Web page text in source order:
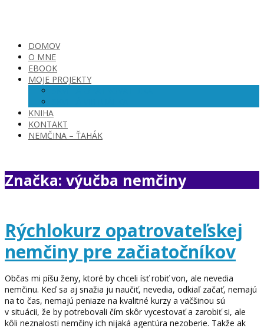
DOMOV
O MNE
EBOOK
MOJE PROJEKTY
KNIHA
KONTAKT
NEMČINA – ŤAHÁK
Značka: výučba nemčiny
Rýchlokurz opatrovateľskej
nemčiny pre začiatočníkov
Občas mi píšu ženy, ktoré by chceli ísť robiť von, ale nevedia
nemčinu. Keď sa aj snažia ju naučiť, nevedia, odkiaľ začať, nemajú
na to čas, nemajú peniaze na kvalitné kurzy a väčšinou sú
v situácii, že by potrebovali čím skôr vycestovať a zarobiť si, ale
kôli neznalosti nemčiny ich nijaká agentúra nezoberie. Takže ak